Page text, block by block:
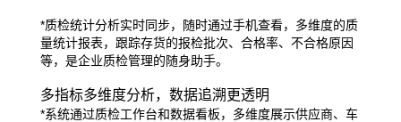
*质检统计分析实时同步，随时通过手机查看，多维度的质
量统计报表，跟踪存货的报检批次、合格率、不合格原因
等，是企业质检管理的随身助手。
多指标多维度分析，数据追溯更透明
*系统通过质检工作台和数据看板，多维度展示供应商、车